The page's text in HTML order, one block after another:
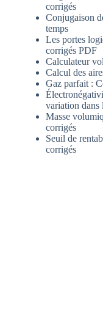
corrigés
Conjugaison
temps
Les portes
corrigés PDF
Calculateur
Calcul des
Gaz parfait :
variation dans
Masse
corrigés
Seuil de
corrigés